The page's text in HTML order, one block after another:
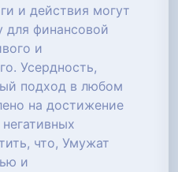
и действия могут
для финансовой
и
Усердность,
подход в любом
на достижение
что, Умужат
и